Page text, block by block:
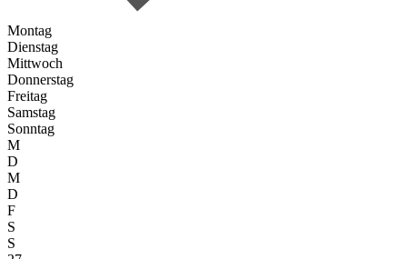
Montag
Dienstag
Mittwoch
Donnerstag
Freitag
Samstag
Sonntag
M
D
M
D
F
S
S